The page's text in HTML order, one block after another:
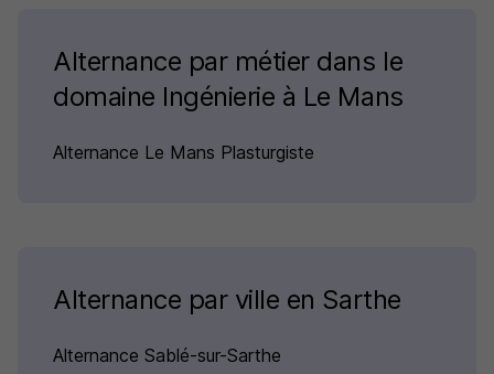
Alternance par métier dans le
domaine Ingénierie à Le Mans
Alternance Le Mans Plasturgiste
Alternance par ville en Sarthe
Alternance Sablé-sur-Sarthe